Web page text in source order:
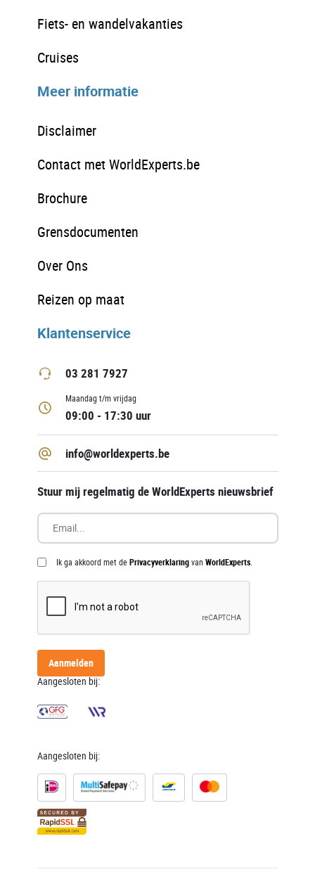
Fiets- en wandelvakanties
Cruises
Meer informatie
Disclaimer
Contact met WorldExperts.be
Brochure
Grensdocumenten
Over Ons
Reizen op maat
Klantenservice
03 281 7927
Maandag t/m vrijdag
09:00 - 17:30 uur
info@worldexperts.be
Stuur mij regelmatig de WorldExperts nieuwsbrief
Ik ga akkoord met dePrivacyverklaringvan WorldExperts.
Aanmelden
Aangesloten bij:
Aangesloten bij: